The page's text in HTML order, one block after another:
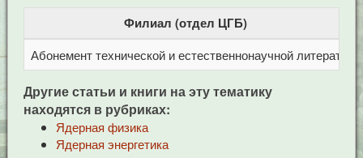
Филиал (отдел ЦГБ)
Абонемент технической и естественнонаучной литерат
Другие статьи и книги на эту тематику
находятся в рубриках:
Ядерная физика
Ядерная энергетика